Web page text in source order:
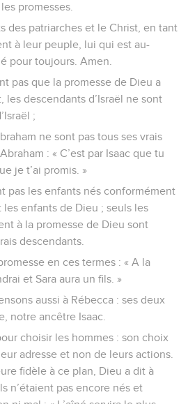
promesses.
des patriarches et le Christ, en tant
à leur peuple, lui qui est au-
pour toujours. Amen.
pas que la promesse de Dieu a
les descendants d’Israël ne sont
;
ne sont pas tous ses vrais
: « C’est par Isaac que tu
je t’ai promis. »
pas les enfants nés conformément
les enfants de Dieu ; seuls les
à la promesse de Dieu sont
descendants.
en ces termes : « A la
et Sara aura un fils. »
aussi à Rébecca : ses deux
notre ancêtre Isaac.
choisir les hommes : son choix
adresse et non de leurs actions.
fidèle à ce plan, Dieu a dit à
n’étaient pas encore nés et